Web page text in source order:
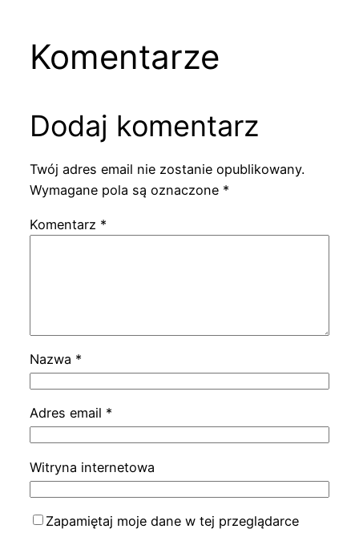
Komentarze
Dodaj komentarz
Twój adres email nie zostanie opublikowany.
Wymagane pola są oznaczone *
Komentarz *
Nazwa *
Adres email *
Witryna internetowa
Zapamiętaj moje dane w tej przeglądarce